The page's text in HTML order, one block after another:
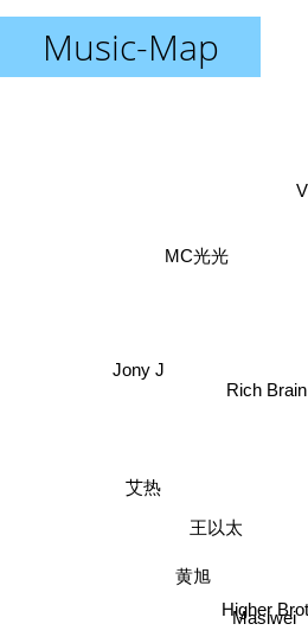
Music-Map
Masiwei
Higher
王以太
Rich Brain
黄旭
艾热
MC光光
Jony J